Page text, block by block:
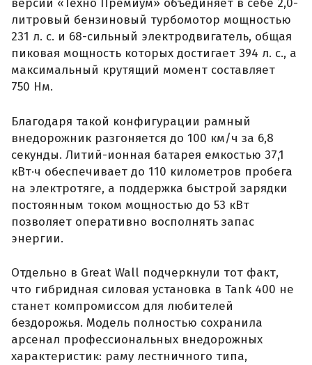
версии «Техно Премиум» объединяет в себе 2,0-
литровый бензиновый турбомотор мощностью
231 л. с. и 68-сильный электродвигатель, общая
пиковая мощность которых достигает 394 л. с., а
максимальный крутящий момент составляет
750 Нм.
Благодаря такой конфигурации рамный
внедорожник разгоняется до 100 км/ч за 6,8
секунды. Литий-ионная батарея емкостью 37,1
кВт·ч обеспечивает до 110 километров пробега
на электротяге, а поддержка быстрой зарядки
постоянным током мощностью до 53 кВт
позволяет оперативно восполнять запас
энергии.
Отдельно в Great Wall подчеркнули тот факт,
что гибридная силовая установка в Tank 400 не
станет компромиссом для любителей
бездорожья. Модель полностью сохранила
арсенал профессиональных внедорожных
характеристик: раму лестничного типа,